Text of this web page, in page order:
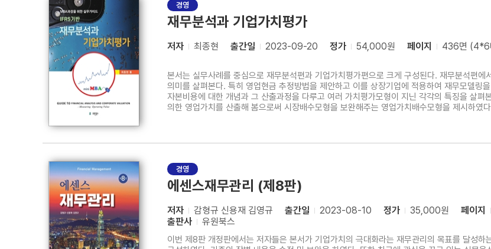
경영
재무분석과 기업가치평가
저자 최종현 출간일 2023-09-20 정가 54,000원 페이지 436면 (4*6
본서는 실무사례를 중심으로 재무분석편과 기업가치평가편으로 크게 구성된다. 재무분석편
의미를 살펴본다. 특히 영업현금 추정방법을 제안하고 이를 상장기업에 적용하여 재무모델링
자본비용에 대한 개념과 그 산출과정을 다루고 여러 가치평가모형이 지닌 각각의 특징을 살
의한 영업가치를 산출해 봄으로써 시장배수모형을 보완해주는 영업가치배수모형을 제시하였
경영
에센스재무관리 (제8판)
저자 감형규 신용재 김영규 출간일 2023-08-10 정가 35,000원 페이지
출판사
유원북스
이번 제8판 개정판에서는 저자들은 본서가 기업가치의 극대화라는 재무관리의 목표를 달성